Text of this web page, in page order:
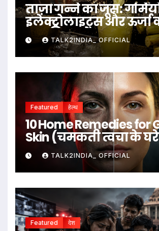
ताज़ा गन्ने का जूस:
इलेक्ट्रोलाइट्स और ऊर्जा
प्राकृतिक स्रोत
TALK2INDIA_ OFFICIAL
Featured हेल्थ
10 Home Remedies for
Skin (चमकती त्वचा के
उपाय)TALK2INDIA_ OFFICIAL
Featured देश